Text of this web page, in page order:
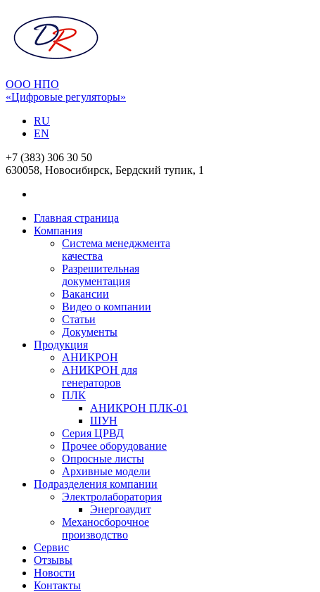
ООО НПО
«Цифровые регуляторы»
RU
EN
+7 (383) 306 30 50
630058, Новосибирск, Бердский тупик, 1
Главная страница
Компания
Система менеджмента
качества
Разрешительная
документация
Вакансии
Видео о компании
Статьи
Документы
Продукция
АНИКРОН
АНИКРОН для
генераторов
ПЛК
АНИКРОН ПЛК-01
ШУН
Серия ЦРВД
Прочее оборудование
Опросные листы
Архивные модели
Подразделения компании
Электролаборатория
Энергоаудит
Механосборочное
производство
Сервис
Отзывы
Новости
Контакты